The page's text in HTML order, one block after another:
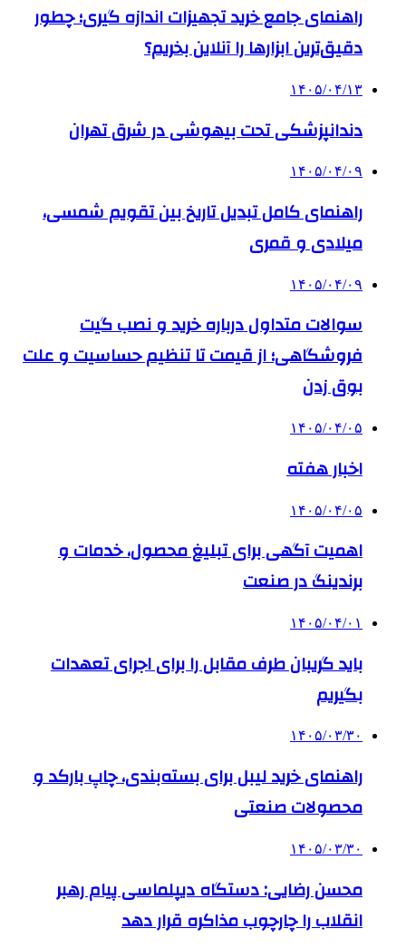
راهنمای جامع خرید تجهیزات اندازه گیری؛ چطور
دقیق‌ترین ابزارها را آنلاین بخریم؟
۱۴۰۵/۰۴/۱۳
دندانپزشکی تحت بیهوشی در شرق تهران
۱۴۰۵/۰۴/۰۹
راهنمای کامل تبدیل تاریخ بین تقویم شمسی،
میلادی و قمری
۱۴۰۵/۰۴/۰۹
سوالات متداول درباره خرید و نصب گیت
فروشگاهی؛ از قیمت تا تنظیم حساسیت و علت
بوق زدن
۱۴۰۵/۰۴/۰۵
اخبار هفته
۱۴۰۵/۰۴/۰۵
اهمیت آگهی برای تبلیغ محصول، خدمات و
برندینگ در صنعت
۱۴۰۵/۰۴/۰۱
باید گریبان طرف مقابل را برای اجرای تعهدات
بگیریم
۱۴۰۵/۰۳/۳۰
راهنمای خرید لیبل برای بسته‌بندی، چاپ بارکد و
محصولات صنعتی
۱۴۰۵/۰۳/۳۰
محسن رضایی: دستگاه دیپلماسی پیام رهبر
انقلاب را چارچوب مذاکره قرار دهد